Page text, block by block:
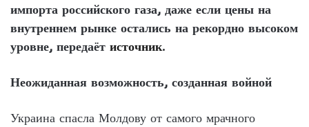
импорта российского газа, даже если цены на
внутреннем рынке остались на рекордно высоком
уровне, передаёт источник.
Неожиданная возможность, созданная войной
Украина спасла Молдову от самого мрачного